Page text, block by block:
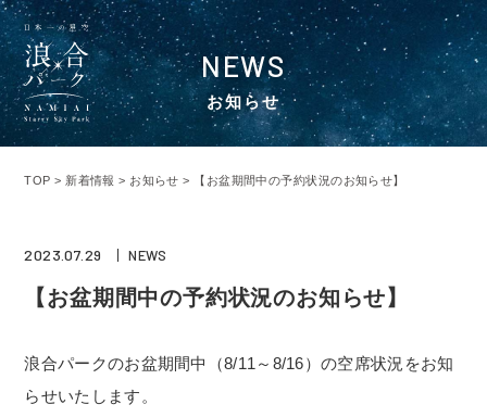
NEWS
お知らせ
TOP > 新着情報 > お知らせ > 【お盆期間中の予約状況のお知らせ】
2023.07.29 NEWS
【お盆期間中の予約状況のお知らせ】
浪合パークのお盆期間中（8/11～8/16）の空席状況をお知
らせいたします。